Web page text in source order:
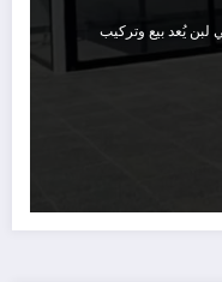
يُعد بيع وتركيب